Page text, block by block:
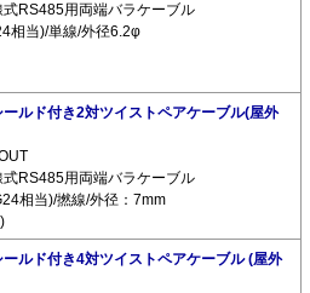
RS485用両端バラケーブル
相当)/単線/外径6.2φ
ルド付き2対ツイストペアケーブル(屋外
RS485用両端バラケーブル
相当)/撚線/外径：7mm
ルド付き4対ツイストペアケーブル (屋外